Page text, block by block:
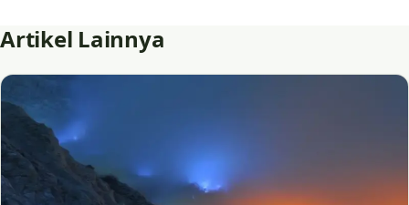
Artikel Lainnya